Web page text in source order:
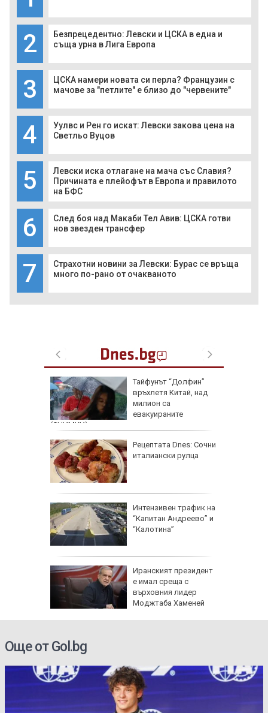
2
Безпрецедентно: Левски и ЦСКА в една и
съща урна в Лига Европа
3
ЦСКА намери новата си перла? Французин с
мачове за "петлите" е близо до "червените"
4
Уулвс и Рен го искат: Левски закова цена на
Светльо Вуцов
5
Левски иска отлагане на мача със Славия?
Причината е плейофът в Европа и правилото
на БФС
6
След боя над Макаби Тел Авив: ЦСКА готви
нов звезден трансфер
7
Страхотни новини за Левски: Бурас се връща
много по-рано от очакваното
Тайфунът “Долфин”
връхлетя Китай, над
милион са
евакуираните
(СНИМКИ)
Рецептата Dnes: Сочни
италиански рулца
Интензивен трафик на
“Капитан Андреево” и
“Калотина”
Иранският президент
е имал среща с
върховния лидер
Моджтаба Хаменей
Още от Gol.bg